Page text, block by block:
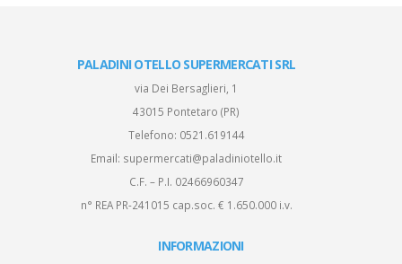
PALADINI OTELLO SUPERMERCATI SRL
via Dei Bersaglieri, 1
43015 Pontetaro (PR)
Telefono: 0521.619144
Email: supermercati@paladiniotello.it
C.F. – P.I. 02466960347
n° REA PR-241015 cap.soc. € 1.650.000 i.v.
INFORMAZIONI